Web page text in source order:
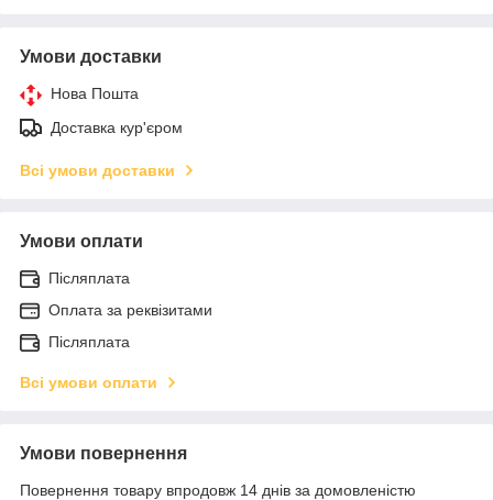
Умови доставки
Нова Пошта
Доставка кур'єром
Всі умови доставки
Умови оплати
Післяплата
Оплата за реквізитами
Післяплата
Всі умови оплати
Умови повернення
Повернення товару впродовж 14 днів за домовленістю